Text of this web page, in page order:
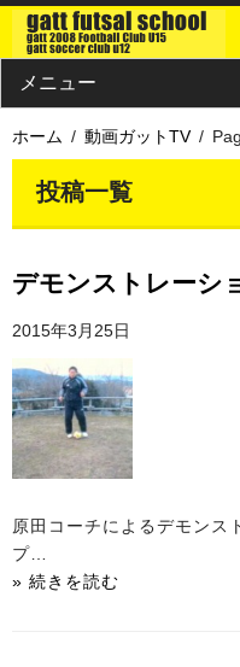
メニュー
ホーム
クラス・チーム
コーチ紹介
スケジュール
お問い合わせ
ホーム 動画ガットTV
投稿一覧
デモンストレーシ
2015年3月25日
原田コーチによるデモンス
プ…
» 続きを読む